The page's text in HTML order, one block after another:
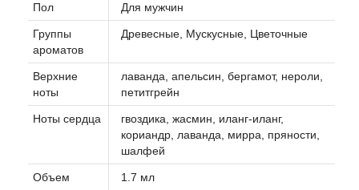
Пол Для мужчин
Группы
ароматов
Древесные, Мускусные, Цветочные
Верхние
ноты
лаванда, апельсин, бергамот, нероли,
петитгрейн
Ноты сердца
гвоздика, жасмин, иланг-иланг,
кориандр, лаванда, мирра, пряности,
шалфей
Объем 1.7 мл